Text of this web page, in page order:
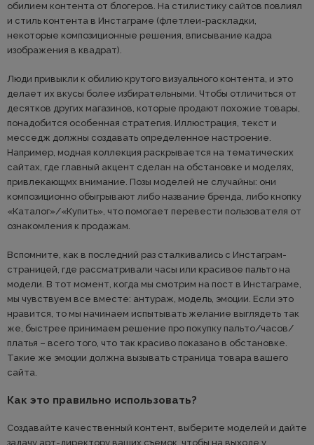
обилием контента от блогеров. На стилистику сайтов повлиял
и стиль контента в Инстаграме (флетлеи-раскладки,
некоторые композиционные решения, вписывание кадра
изображения в квадрат).
Люди привыкли к обилию крутого визуального контента, и это
делает их вкусы более избирательными. Чтобы отличиться от
десятков других магазинов, которые продают похожие товары,
понадобится особенная стратегия. Иллюстрация, текст и
месседж должны создавать определенное настроение.
Например, модная коллекция раскрывается на тематических
сайтах, где главный акцент сделан на обстановке и моделях,
привлекающмх внимание. Позы моделей не случайны: они
композиционно обыгрывают либо название бренда, либо кнопку
«Каталог»/«Купить», что помогает перевести пользователя от
ознакомления к продажам.
Вспомните, как в последний раз сталкивались с Инстаграм-
страницей, где рассматривали часы или красивое пальто на
модели. В тот момент, когда мы смотрим на пост в Инстаграме,
мы чувствуем все вместе: антураж, модель, эмоции. Если это
нравится, то мы начинаем испытывать желание выглядеть так
же, быстрее принимаем решение про покупку пальто/часов/
платья – всего того, что так красиво показано в обстановке.
Такие же эмоции должна вызывать страница товара вашего
сайта.
Как это правильно использовать?
Создавайте качественный контент, выберите моделей и дайте
задачу арт-директору ваших съемок, чтобы на выходе у